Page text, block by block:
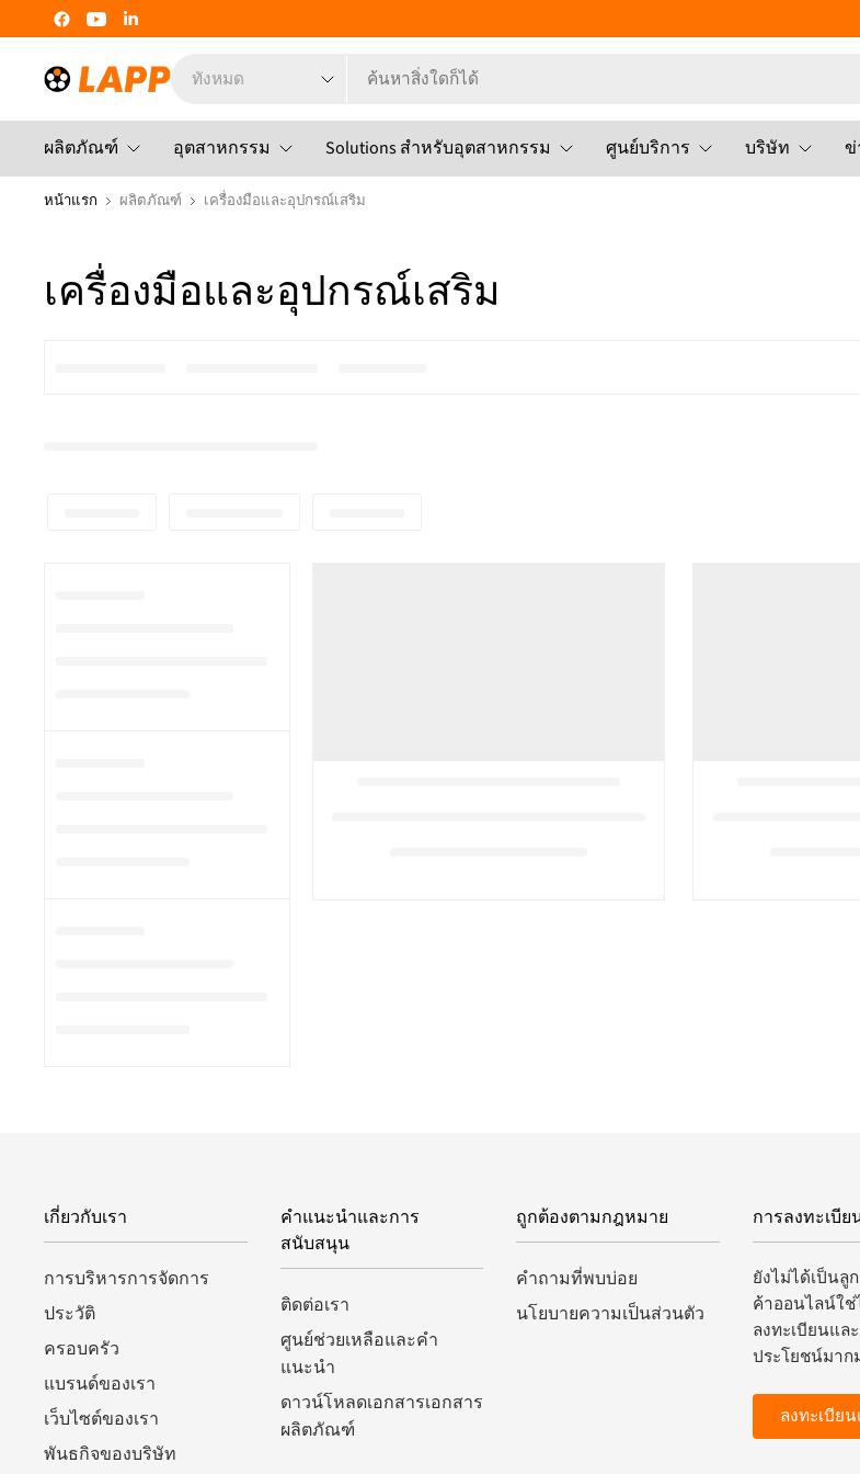
ค้นหา
ใด
ก็ได้
ผลิตภัณฑ์ อุตสาหกรรม Solutions สำหรับอุตสาหกรรม ศูนย์บริการ บริษัท ข่
หน้าแรก ผลิตภัณฑ์ เครื่องมือและอุปกรณ์เสริม
เครื่องมือและอุปกรณ์เสริม
เกี่ยวกับเรา
การบริหารการจัดการ
ประวัติ
ครอบครัว
แบรนด์ของเรา
เว็บไซต์ของเรา
พันธกิจของบริษัท
คำแนะนำและการ
สนับสนุน
ติดต่อเรา
ศูนย์ช่วยเหลือและคำ
แนะนำ
ดาวน์โหลดเอกสารเอกสาร
ผลิตภัณฑ์
ถูกต้องตามกฎหมาย
คำถามที่พบบ่อย
นโยบายความเป็นส่วนตัว
การลงทะเบีย
ยังไม่ได้เป็นลู
ค้าออนไลน์ใช่
ลงทะเบียนแล
ประโยชน์มาก
ลงทะเบียน